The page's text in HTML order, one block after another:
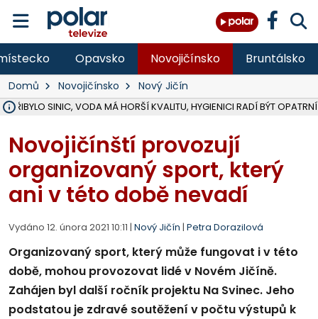
Opavsko Novojičínsko Bruntálsko
Domů Novojičínsko Nový Jičín
PŘIBYLO SINIC, VODA MÁ HORŠÍ KVALITU, HYGIENICI RADÍ BÝT OPATRNÍ
Novojičínští provozují
organizovaný sport, který
ani v této době nevadí
Vydáno 12. února 2021 10:11 | Nový Jičín | Petra Dorazilová
Organizovaný sport, který může fungovat i v této
době, mohou provozovat lidé v Novém Jičíně.
Zahájen byl další ročník projektu Na Svinec. Jeho
podstatou je zdravé soutěžení v počtu výstupů k